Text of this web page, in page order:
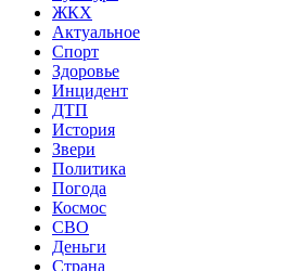
ЖКХ
Актуальное
Спорт
Здоровье
Инцидент
ДТП
История
Звери
Политика
Погода
Космос
СВО
Деньги
Страна